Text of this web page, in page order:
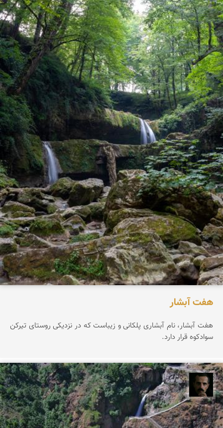
هفت آبشار
هفت آبشار، نام آبشاری پلکانی و زیباست که در نزدیکی روستای تیرکن
سوادکوه قرار دارد.
عباس رحمانی